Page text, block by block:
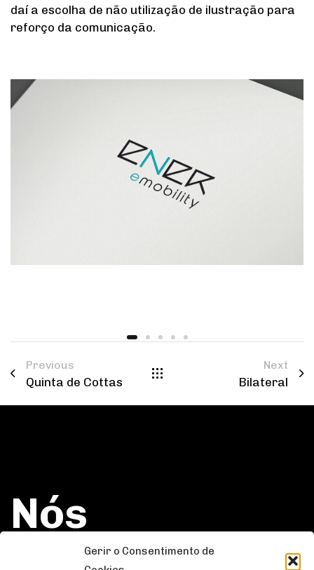
Gerir o Consentimento de
daí a escolha de não utilização de ilustração para
reforço da comunicação.
Previous
Quinta de Cottas
Next
Bilateral
Nós
gostaríamos